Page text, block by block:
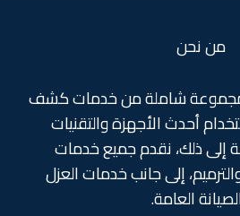
من نحن
شاملة من خدمات كشف
أحدث الأجهزة والتقنيات
إلى ذلك، نقدم جميع خدمات
إلى جانب خدمات العزل
العامة.